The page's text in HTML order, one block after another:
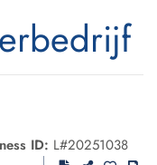
ID: L#20251038